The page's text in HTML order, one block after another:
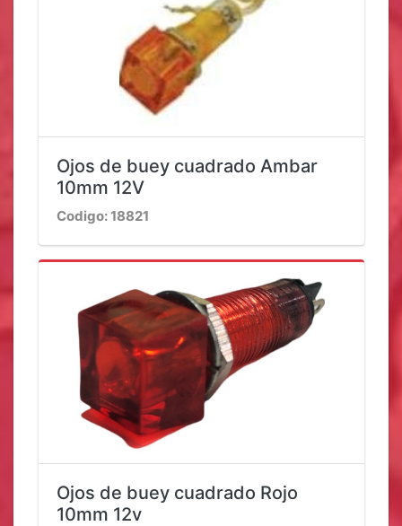
Ojos de buey cuadrado Ambar
10mm 12V
Codigo: 18821
Ojos de buey cuadrado Rojo
10mm 12v